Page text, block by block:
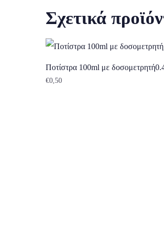
Σχετικά
Ποτίστρα 100ml με
€0,50